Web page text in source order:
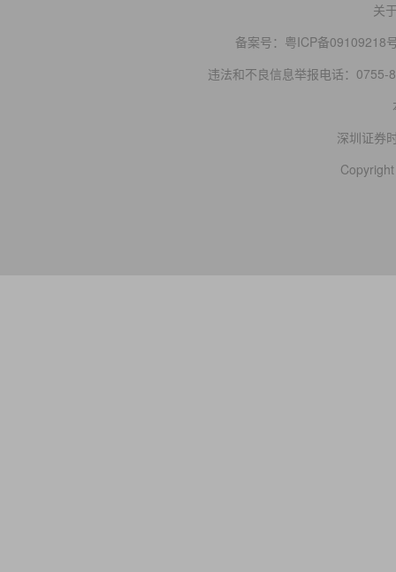
关
备案号： 粤ICP备09109218
违法和不良信息举报电话：0755-
深圳证券